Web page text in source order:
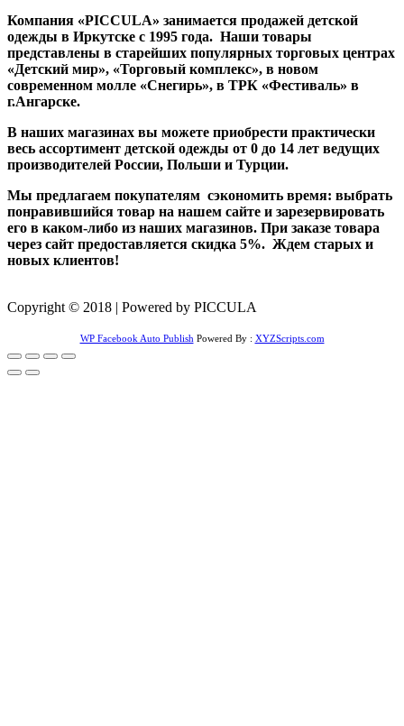
Компания «PICCULA» занимается продажей детской
одежды в Иркутске с 1995 года. Наши товары
представлены в старейших популярных торговых центрах
«Детский мир», «Торговый комплекс», в новом
современном молле «Снегирь», в ТРК «Фестиваль» в
г.Ангарске.
В наших магазинах вы можете приобрести практически
весь ассортимент детской одежды от 0 до 14 лет ведущих
производителей России, Польши и Турции.
Мы предлагаем покупателям сэкономить время: выбрать
понравившийся товар на нашем сайте и зарезервировать
его в каком-либо из наших магазинов. При заказе товара
через сайт предоставляется скидка 5%. Ждем старых и
новых клиентов!
Copyright © 2018 | Powered by PICCULA
WP Facebook Auto Publish Powered By : XYZScripts.com